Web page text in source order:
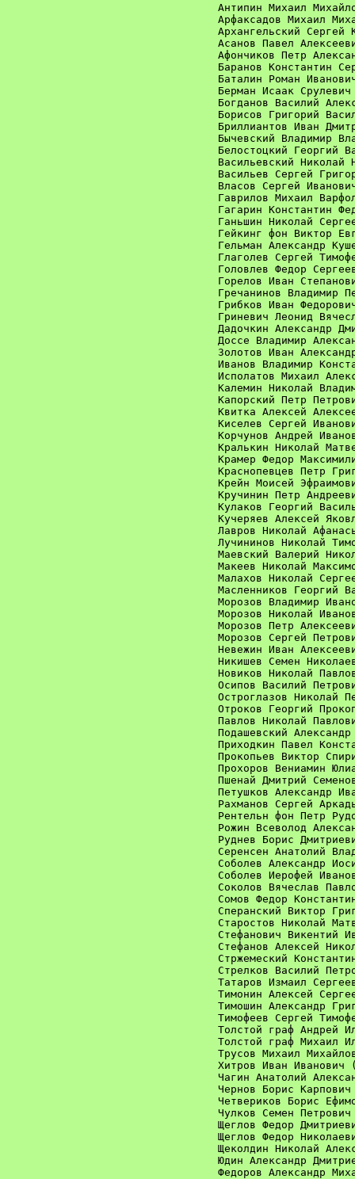
Антипин Михаил
Арфаксадов Михаил
Архангельский Сергей
Асанов Павел
Афончиков Петр
Баранов Константин
Баталин Роман
Берман Исаак
Богданов Василий
Борисов Григорий
Бриллиантов Иван
Бычевский Владимир
Белостоцкий Георгий
Васильевский Николай
Васильев Сергей
Власов Сергей
Гаврилов Михаил
Гагарин Константин
Ганьшин Николай
Гейкинг фон Виктор
Гельман Александр
Глаголев Сергей
Головлев Федор
Горелов Иван
Гречанинов Владимир
Грибков Иван
Гриневич Леонид
Дадочкин Александр
Доссе Владимир
Золотов Иван
Иванов Владимир
Исполатов Михаил
Калемин Николай
Капорский Петр
Квитка Алексей
Киселев Сергей
Корчунов Андрей
Кралькин Николай
Крамер Федор
Краснопевцев Петр
Крейн Моисей
Кручинин Петр
Кулаков Георгий
Кучеряев Алексей
Лавров Николай
Лучининов Николай
Маевский Валерий
Макеев Николай
Малахов Николай
Масленников Георгий
Морозов Владимир
Морозов Николай
Морозов Петр
Морозов Сергей
Невежин Иван
Никишев Семен
Новиков Николай
Осипов Василий
Остроглазов Николай
Отроков Георгий
Павлов Николай
Подашевский
Приходкин Павел
Прокопьев Виктор
Прохоров Вениамин
Пшенай Дмитрий
Петушков Александр
Рахманов Сергей
Рентельн фон Петр
Рожин Всеволод
Руднев Борис
Серенсен Анатолий
Соболев Александр
Соболев Иерофей
Соколов Вячеслав
Сомов Федор
Сперанский Виктор
Старостов Николай
Стефанович Викентий
Стефанов Алексей
Стржемеский
Стрелков Василий
Татаров Измаил
Тимонин Алексей
Тимошин Александр
Тимофеев Сергей
Толстой граф Андрей
Толстой граф Михаил
Трусов Михаил
Хитров Иван Иванович
Чагин Анатолий
Чернов Борис
Четвериков Борис
Чулков Семен
Щеглов Федор
Щеглов Федор
Щеколдин Николай
Юдин Александр
Федоров Александр